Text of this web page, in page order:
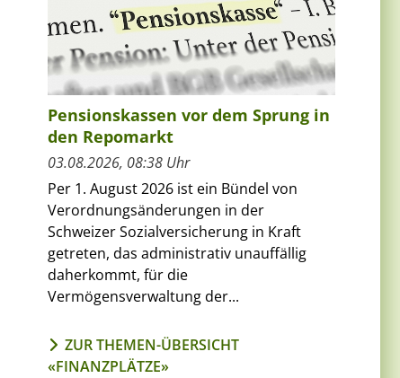
Pensionskassen vor dem Sprung in
den Repomarkt
03.08.2026, 08:38 Uhr
Per 1. August 2026 ist ein Bündel von
Verordnungsänderungen in der
Schweizer Sozialversicherung in Kraft
getreten, das administrativ unauffällig
daherkommt, für die
Vermögensverwaltung der...
ZUR THEMEN-ÜBERSICHT
«FINANZPLÄTZE»